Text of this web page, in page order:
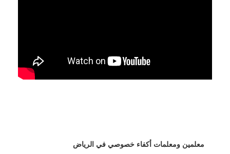
معلمين ومعلمات أكفاء خصوصي في الرياض